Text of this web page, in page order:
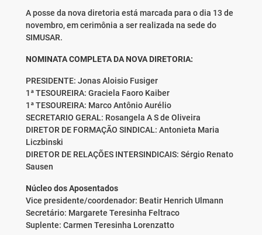
A posse da nova diretoria está marcada para o dia 13 de
novembro, em cerimônia a ser realizada na sede do
SIMUSAR.
NOMINATA COMPLETA DA NOVA DIRETORIA:
PRESIDENTE: Jonas Aloisio Fusiger
1ª TESOUREIRA: Graciela Faoro Kaiber
1ª TESOUREIRA: Marco Antônio Aurélio
SECRETARIO GERAL: Rosangela A S de Oliveira
DIRETOR DE FORMAÇÃO SINDICAL: Antonieta Maria
Liczbinski
DIRETOR DE RELAÇÕES INTERSINDICAIS: Sérgio Renato
Sausen
Núcleo dos Aposentados
Vice presidente/coordenador: Beatir Henrich Ulmann
Secretário: Margarete Teresinha Feltraco
Suplente: Carmen Teresinha Lorenzatto